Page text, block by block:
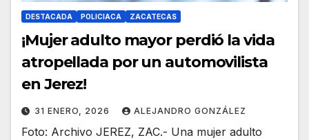
DESTACADA POLICIACA ZACATECAS
¡Mujer adulto mayor perdió la vida
atropellada por un automovilista
en Jerez!
31 ENERO, 2026 ALEJANDRO GONZÁLEZ
Foto: Archivo JEREZ, ZAC.- Una mujer adulto